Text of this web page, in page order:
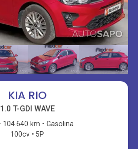
KIA RIO
1.0 T-GDI WAVE
104.640 km
Gasolina
100cv
5P